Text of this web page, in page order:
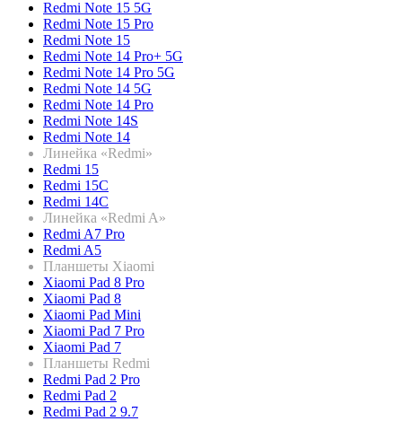
Redmi Note 15 5G
Redmi Note 15 Pro
Redmi Note 15
Redmi Note 14 Pro+ 5G
Redmi Note 14 Pro 5G
Redmi Note 14 5G
Redmi Note 14 Pro
Redmi Note 14S
Redmi Note 14
Линейка «Redmi»
Redmi 15
Redmi 15C
Redmi 14C
Линейка «Redmi A»
Redmi A7 Pro
Redmi A5
Планшеты Xiaomi
Xiaomi Pad 8 Pro
Xiaomi Pad 8
Xiaomi Pad Mini
Xiaomi Pad 7 Pro
Xiaomi Pad 7
Планшеты Redmi
Redmi Pad 2 Pro
Redmi Pad 2
Redmi Pad 2 9.7